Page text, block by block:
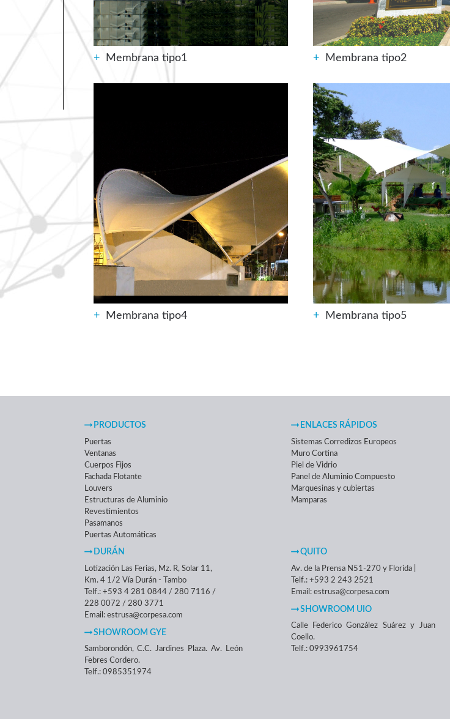
+ Membrana tipo1 + Membrana tipo2
+ Membrana tipo4 + Membrana tipo5
ENLACES RÁPIDOS
Sistemas Corredizos Europeos
Muro Cortina
Piel de Vidrio
Panel de Aluminio Compuesto
Marquesinas y cubiertas
Mamparas
PRODUCTOS
Puertas
Ventanas
Cuerpos Fijos
Fachada Flotante
Louvers
Estructuras de Aluminio
Revestimientos
Pasamanos
Puertas Automáticas
QUITO
Av. de la Prensa N51-270 y Florida |
Telf.: +593 2 243 2521
Email: estrusa@corpesa.com
SHOWROOM UIO
Calle Federico González Suárez y Juan
Coello.
Telf.: 0993961754
DURÁN
Lotización Las Ferias, Mz. R, Solar 11,
Km. 4 1/2 Vía Durán - Tambo
Telf.: +593 4 281 0844 / 280 7116 /
228 0072 / 280 3771
Email: estrusa@corpesa.com
SHOWROOM GYE
Samborondón, C.C. Jardines Plaza. Av. León
Febres Cordero.
Telf.: 0985351974